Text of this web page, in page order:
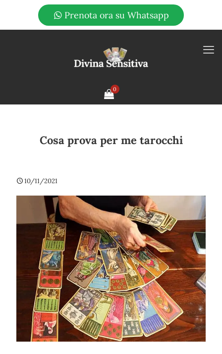
Prenota ora su Whatsapp
0
Cosa prova per me tarocchi
10/11/2021